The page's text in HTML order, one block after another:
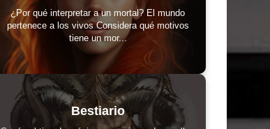
¿Por qué interpretar a un mortal? El mundo
pertenece a los vivos Considera qué motivos
tiene un mor...
Bestiario